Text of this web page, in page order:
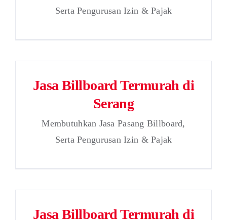
Serta Pengurusan Izin & Pajak
Jasa Billboard Termurah di
Serang
Membutuhkan Jasa Pasang Billboard,
Serta Pengurusan Izin & Pajak
Jasa Billboard Termurah di